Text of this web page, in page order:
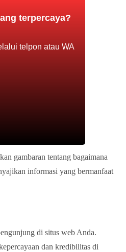
terpercaya?
telpon atau WA
gambaran tentang bagaimana
informasi yang bermanfaat
di situs web Anda.
dan kredibilitas di